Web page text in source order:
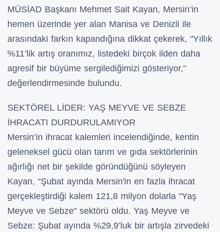
MÜSİAD Başkanı Mehmet Sait Kayan, Mersin’in
hemen üzerinde yer alan Manisa ve Denizli ile
arasındaki farkın kapandığına dikkat çekerek, "Yıllık
%11’lik artış oranımız, listedeki birçok ilden daha
agresif bir büyüme sergilediğimizi gösteriyor,"
değerlendirmesinde bulundu.
SEKTÖREL LİDER: YAŞ MEYVE VE SEBZE
İHRACATI DURDURULAMIYOR
Mersin’in ihracat kalemleri incelendiğinde, kentin
geleneksel gücü olan tarım ve gıda sektörlerinin
ağırlığı net bir şekilde göründüğünü söyleyen
Kayan, “Şubat ayında Mersin'in en fazla ihracat
gerçekleştirdiği kalem 121,8 milyon dolarla "Yaş
Meyve ve Sebze" sektörü oldu. Yaş Meyve ve
Sebze: Şubat ayında %29,9’luk bir artışla zirvedeki